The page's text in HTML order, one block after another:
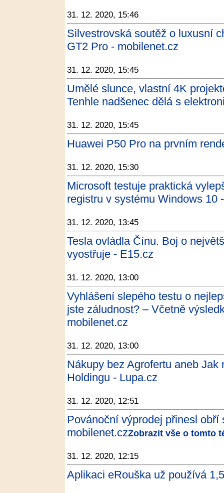
31. 12. 2020, 15:46
Silvestrovská soutěž o luxusní
GT2 Pro - mobilenet.cz
31. 12. 2020, 15:45
Umělé slunce, vlastní 4K
Tenhle nadšenec dělá s
31. 12. 2020, 15:45
Huawei P50 Pro na prvním
31. 12. 2020, 15:30
Microsoft testuje praktická
registru v systému Windows 10
31. 12. 2020, 13:45
Tesla ovládla Čínu. Boj o
vyostřuje - E15.cz
31. 12. 2020, 13:00
Vyhlášení slepého testu o
jste záludnost? – Včetně
mobilenet.cz
31. 12. 2020, 13:00
Nákupy bez Agrofertu aneb
Holdingu - Lupa.cz
31. 12. 2020, 12:51
Povánoční výprodej přinesl
mobilenet.czZobrazit vše o tomto
31. 12. 2020, 12:15
Aplikaci eRouška už používá